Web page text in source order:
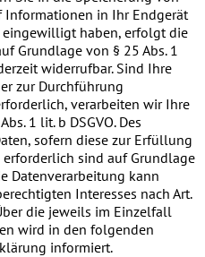
Informationen in Ihr Endgerät
eingewilligt haben, erfolgt die
Grundlage von § 25 Abs. 1
widerrufbar. Sind Ihre
zur Durchführung
verarbeiten wir Ihre
1 lit. b DSGVO. Des
sofern diese zur Erfüllung
sind auf Grundlage
Datenverarbeitung kann
Interesses nach Art.
die jeweils im Einzelfall
wird in den folgenden
informiert.